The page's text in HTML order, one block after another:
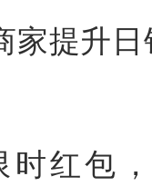
提升日
红包